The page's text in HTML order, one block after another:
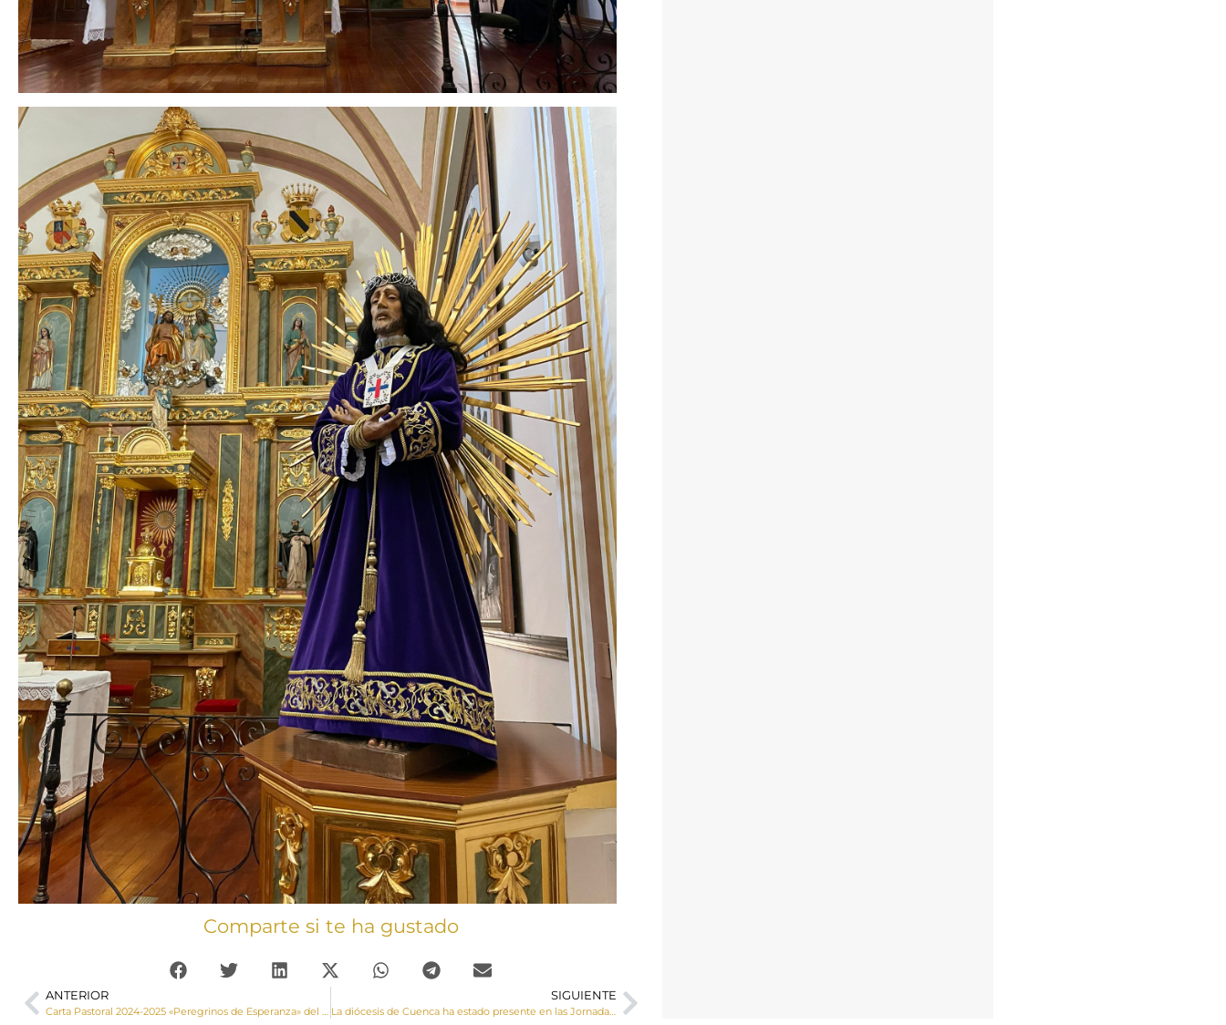
Comparte si te ha gustado
ANTERIOR
Carta Pastoral 2024-2025 «Peregrinos de Esperanza» del Obispo de Cuenca, Monseñor José María Yanguas
SIGUIENTE
La diócesis de Cuenca ha estado presente en las Jornadas de Religiosidad Popular organizadas por la Conferencia Episcopal en Mérida.